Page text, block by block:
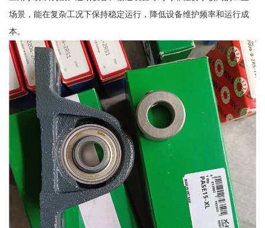
场景，能在复杂工况下保持稳定运行，降低设备维护频率和运行成
本。